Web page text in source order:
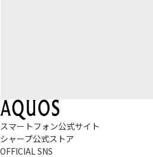
スマートフォン公式サイト
シャープ公式ストア
OFFICIAL SNS